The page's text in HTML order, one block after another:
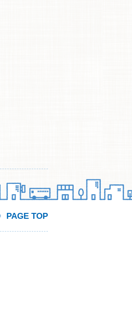
PAGE TOP